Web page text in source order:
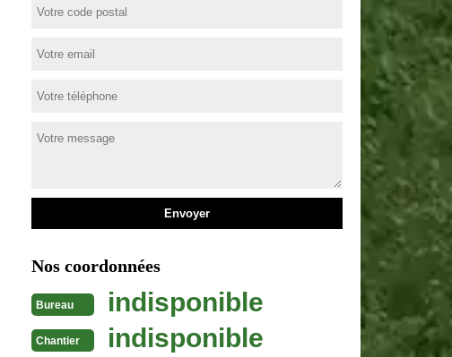
Nos coordonnées
Bureau indisponible
Chantier indisponible